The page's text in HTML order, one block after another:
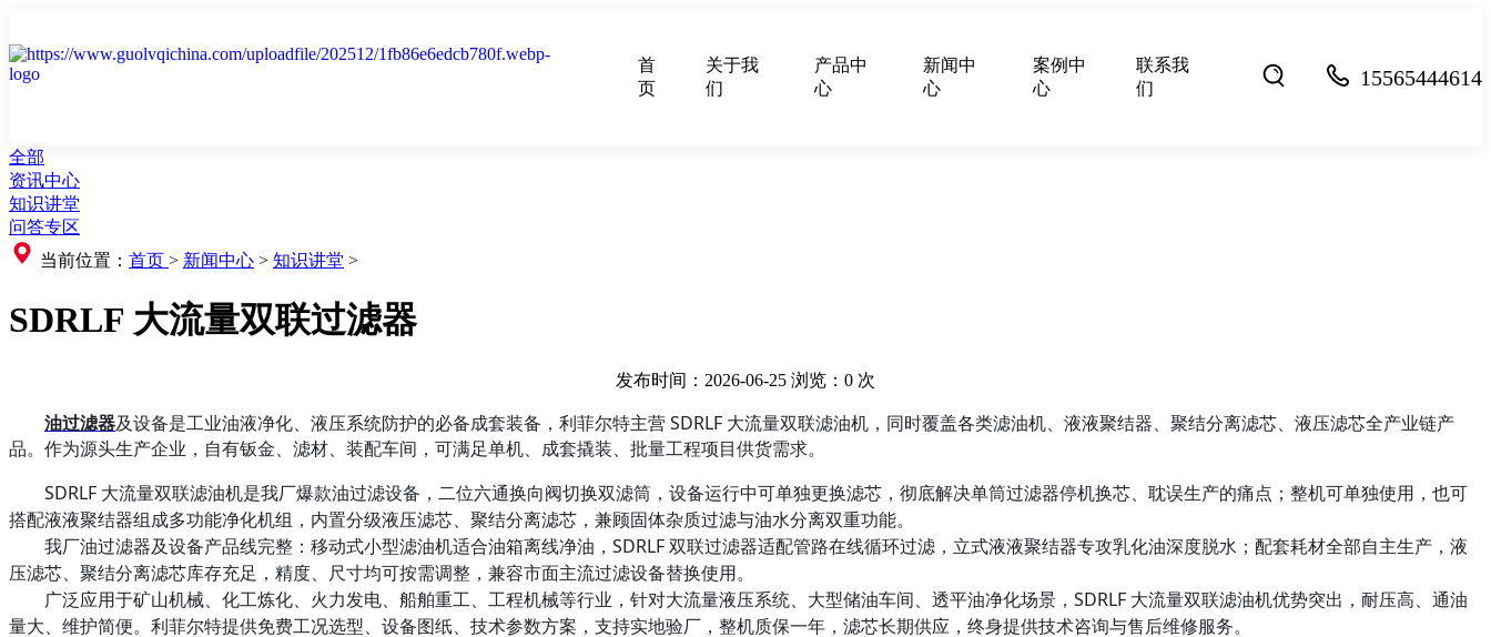
首
页
关于我
们
产品中
心
新闻中
心
案例中
心
联系我
们
15565444614
全部
资讯中心
知识讲堂
问答专区
当前位置： 首页 > 新闻中心 > 知识讲堂 >
SDRLF 大流量双联过滤器
发布时间：2026-06-25 浏览： 0 次
油过滤器及设备是工业油液净化、液压系统防护的必备成套装备，利菲尔特主营 SDRLF 大流量双联滤油机，同时覆盖各类滤油机、液液聚结器、聚结分离滤芯、液压滤芯全产业链产
品。作为源头生产企业，自有钣金、滤材、装配车间，可满足单机、成套撬装、批量工程项目供货需求。
SDRLF 大流量双联滤油机是我厂爆款油过滤设备，二位六通换向阀切换双滤筒，设备运行中可单独更换滤芯，彻底解决单筒过滤器停机换芯、耽误生产的痛点；整机可单独使用，也可
搭配液液聚结器组成多功能净化机组，内置分级液压滤芯、聚结分离滤芯，兼顾固体杂质过滤与油水分离双重功能。
我厂油过滤器及设备产品线完整：移动式小型滤油机适合油箱离线净油，SDRLF 双联过滤器适配管路在线循环过滤，立式液液聚结器专攻乳化油深度脱水；配套耗材全部自主生产，液
压滤芯、聚结分离滤芯库存充足，精度、尺寸均可按需调整，兼容市面主流过滤设备替换使用。
广泛应用于矿山机械、化工炼化、火力发电、船舶重工、工程机械等行业，针对大流量液压系统、大型储油车间、透平油净化场景，SDRLF 大流量双联滤油机优势突出，耐压高、通油
量大、维护简便。利菲尔特提供免费工况选型、设备图纸、技术参数方案，支持实地验厂，整机质保一年，滤芯长期供应，终身提供技术咨询与售后维修服务。